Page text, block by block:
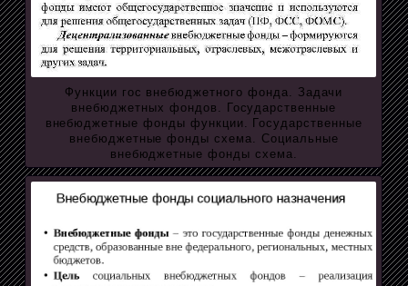
Функции гос внебюджетного фонда. Задачи
внебюджетных фондов. Государственные
внебюджетные фонды функции. Государственные
внебюджетные фонды схема. Социальные
внебюджетные фонды схема.